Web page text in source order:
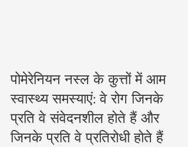
पोमेरेनियन नस्ल के कुत्तों में आम
स्वास्थ्य समस्याएं: वे रोग जिनके
प्रति वे संवेदनशील होते हैं और
जिनके प्रति वे प्रतिरोधी होते हैं